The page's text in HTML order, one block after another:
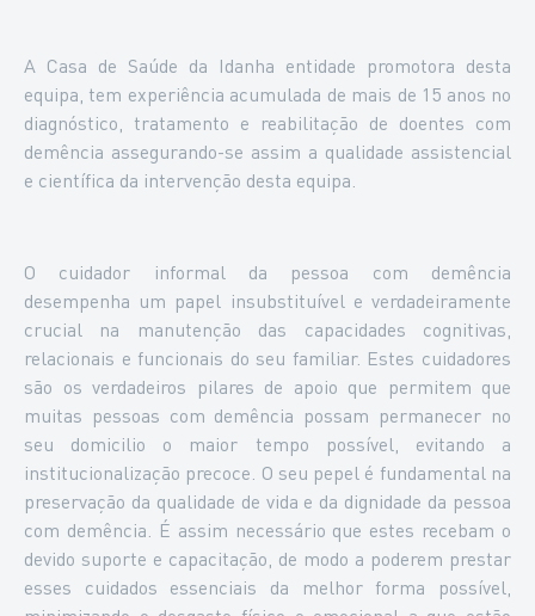
A Casa de Saúde da Idanha entidade promotora desta
equipa, tem experiência acumulada de mais de 15 anos no
diagnóstico, tratamento e reabilitação de doentes com
demência assegurando-se assim a qualidade assistencial
e científica da intervenção desta equipa.
O cuidador informal da pessoa com demência
desempenha um papel insubstituível e verdadeiramente
crucial na manutenção das capacidades cognitivas,
relacionais e funcionais do seu familiar. Estes cuidadores
são os verdadeiros pilares de apoio que permitem que
muitas pessoas com demência possam permanecer no
seu domicilio o maior tempo possível, evitando a
institucionalização precoce. O seu pepel é fundamental na
preservação da qualidade de vida e da dignidade da pessoa
com demência. É assim necessário que estes recebam o
devido suporte e capacitação, de modo a poderem prestar
esses cuidados essenciais da melhor forma possível,